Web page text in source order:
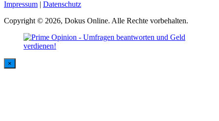
Impressum | Datenschutz
Copyright © 2026, Dokus Online. Alle Rechte vorbehalten.
×